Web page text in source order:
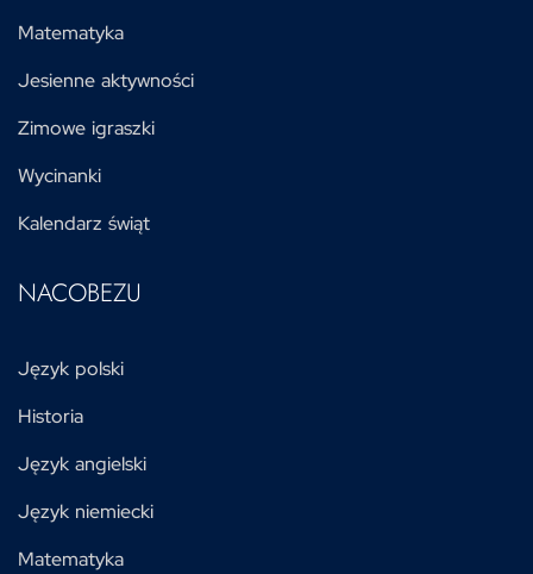
Matematyka
Jesienne aktywności
Zimowe igraszki
Wycinanki
Kalendarz świąt
NACOBEZU
Język polski
Historia
Język angielski
Język niemiecki
Matematyka